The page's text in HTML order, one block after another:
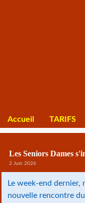
Accueil TARIFS
Les Seniors Dames
2 Juin 2026
Le week-end dernier,
nouvelle rencontre